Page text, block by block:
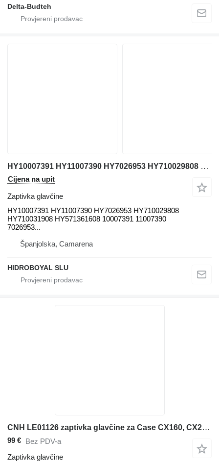
Delta-Budteh
HY10007391 HY11007390 HY7026953 HY710029808 HY710031908 HY571361608 zaptivka glavčine za Liebherr LTM CRANES autodizalice
Cijena na upit
Zaptivka glavčine
HY10007391 HY11007390 HY7026953 HY710029808
HY710031908 HY571361608 10007391 11007390
7026953...
Španjolska, Camarena
HIDROBOYAL SLU
CNH LE01126 zaptivka glavčine za Case CX160, CX210, CX240, LE01126, LNM0601, LB00939, LB00940, LE01113 bagera
99 € Bez PDV-a
Zaptivka glavčine